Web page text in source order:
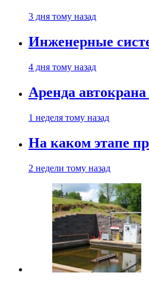
3 дня тому назад
Инженерные
4 дня тому назад
Аренда
1 неделя тому назад
На каком этапе
2 недели тому назад